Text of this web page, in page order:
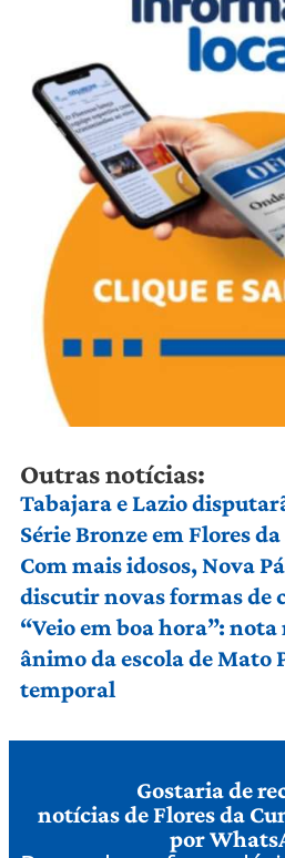
Outras notícias:
Tabajara e Lazio
Série Bronze em Flores
Com mais idosos, Nova
discutir novas formas de
“Veio em boa hora”:
ânimo da escola de Mato
temporal
Gostaria de
notícias de Flores da
por